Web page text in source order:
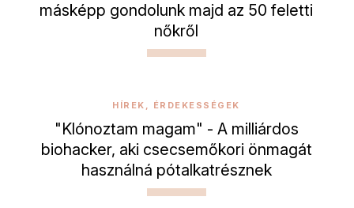
másképp gondolunk majd az 50 feletti
nőkről
HÍREK, ÉRDEKESSÉGEK
"Klónoztam magam" - A milliárdos
biohacker, aki csecsemőkori önmagát
használná pótalkatrésznek